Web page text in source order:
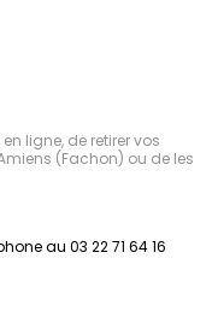
ligne, de retirer vos
(Fachon) ou de les
au 03 22 71 64 16